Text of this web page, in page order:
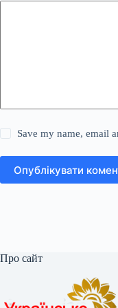
Save my name, email
Опублікувати
Про сайт